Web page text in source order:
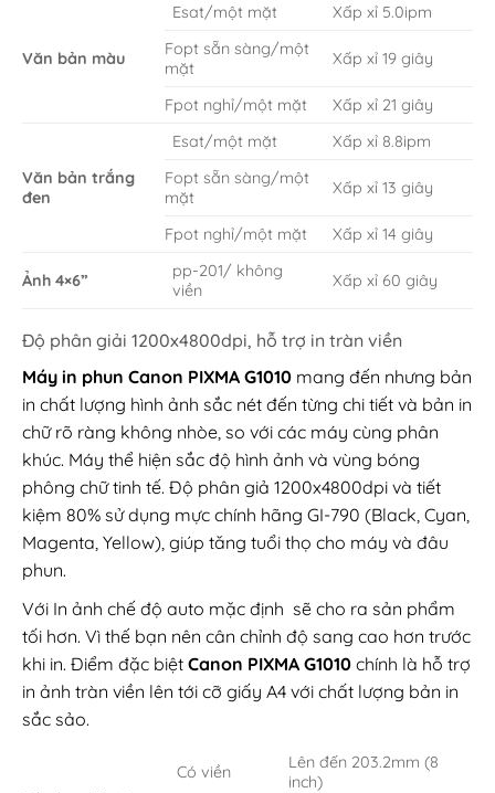
Văn bản màu
Esat/một mặt
Xấp xỉ 5.0ipm
Fopt sẵn sàng/một
mặt
Xấp xỉ 19 giây
Fpot nghỉ/một mặt Xấp xỉ 21 giây
Văn bản trắng
đen
Esat/một mặt
Xấp xỉ 8.8ipm
Fopt sẵn sàng/một
mặt
Xấp xỉ 13 giây
Fpot nghỉ/một mặt Xấp xỉ 14 giây
Ảnh 4×6”
pp-201/ không
viền
Xấp xỉ 60 giây
Độ phân giải 1200x4800dpi, hỗ trợ in tràn viền
Máy in phun Canon PIXMA G1010 mang đến nhưng bản
in chất lượng hình ảnh sắc nét đến từng chi tiết và bản in
chữ rõ ràng không nhòe, so với các máy cùng phân
khúc. Máy thể hiện sắc độ hình ảnh và vùng bóng
phông chữ tinh tế. Độ phân giả 1200x4800dpi và tiết
kiệm 80% sử dụng mực chính hãng GI-790 (Black, Cyan,
Magenta, Yellow), giúp tăng tuổi thọ cho máy và đâu
phun.
Với In ảnh chế độ auto mặc định sẽ cho ra sản phẩm
tối hơn. Vì thế bạn nên cân chỉnh độ sang cao hơn trước
khi in. Điểm đặc biệt Canon PIXMA G1010chính là hỗ trợ
in ảnh tràn viền lên tới cỡ giấy A4 với chất lượng bản in
sắc sảo.
Có viền
Lên đến 203.2mm (8
inch)